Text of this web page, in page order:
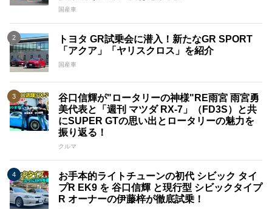
国産車
トヨタ GR試乗会に潜入！新たなGR SPORT
「アクア」「ヤリスクロス」を紹介
国産車
谷口信輝が"ロータリーの神様"RE雨宮 雨宮勇
美代表と「週刊 マツダ RX-7」（FD3S）と共
にSUPER GTの思い出とロータリーの魅力を
振り返る！
クルマ
お手本的ライトチューンの初代 シビック タイ
プR EK9 を 谷口信輝 と現行型 シビックタイプ
R オーナーの伊藤梓が徹底試乗！